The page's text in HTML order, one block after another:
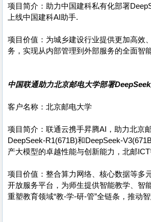
项目简介：助力中国建科私有化部署
上线中国建科AI助手.
项目价值：为城乡建设行业提供更加高效
务，实现从内部管理到外部服务的全面智
中国联通助力北京邮电大学部署
客户名称：北京邮电大学
项目简介：联通云携手昇腾AI，助力北京
DeepSeek-R1(671B)和DeepSeek-
产大模型的卓越性能与创新能力，北邮ICT
项目价值：整合算力网络、核心数据等多
开放服务平台，为师生提供智能教学、智
重塑教育领域“教-学-研-管”全链条，推动智